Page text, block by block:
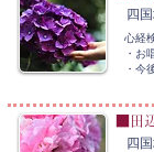
四
心経
・お
・今
■田
四